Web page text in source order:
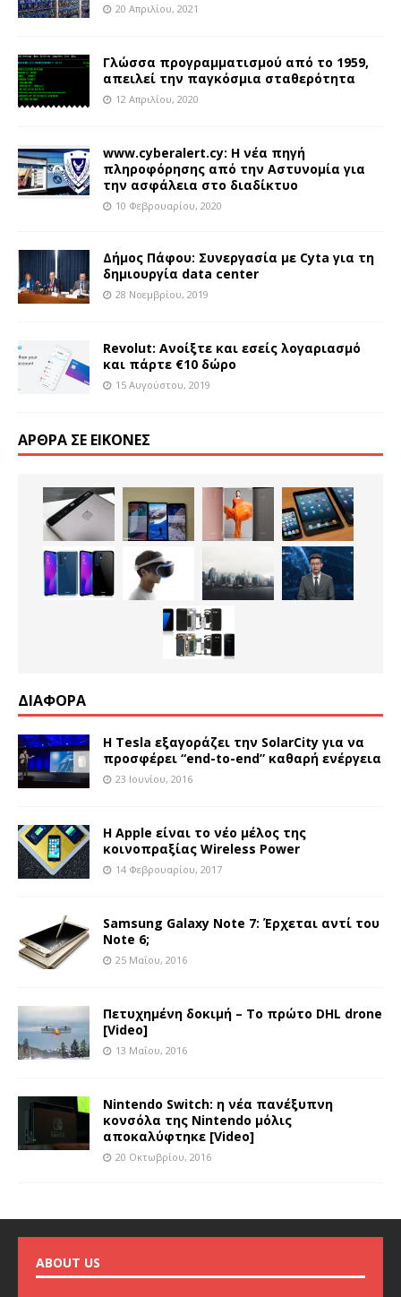
20 Απριλίου, 2021
Γλώσσα προγραμματισμού από το 1959,
απειλεί την παγκόσμια σταθερότητα
12 Απριλίου, 2020
www.cyberalert.cy: Η νέα πηγή
πληροφόρησης από την Αστυνομία για
την ασφάλεια στο διαδίκτυο
10 Φεβρουαρίου, 2020
Δήμος Πάφου: Συνεργασία με Cyta για τη
δημιουργία data center
28 Νοεμβρίου, 2019
Revolut: Ανοίξτε και εσείς λογαριασμό
και πάρτε €10 δώρο
15 Αυγούστου, 2019
ΆΡΘΡΑ ΣΕ ΕΙΚΌΝΕΣ
ΔΙΑΦΟΡΑ
Η Tesla εξαγοράζει την SolarCity για να
προσφέρει “end-to-end” καθαρή ενέργεια
23 Ιουνίου, 2016
Η Apple είναι το νέο μέλος της
κοινοπραξίας Wireless Power
14 Φεβρουαρίου, 2017
Samsung Galaxy Note 7: Έρχεται αντί του
Note 6;
25 Μαΐου, 2016
Πετυχημένη δοκιμή – Το πρώτο DHL drone
[Video]
13 Μαΐου, 2016
Nintendo Switch: η νέα πανέξυπνη
κονσόλα της Nintendo μόλις
αποκαλύφτηκε [Video]
20 Οκτωβρίου, 2016
ABOUT US